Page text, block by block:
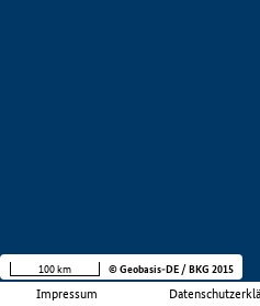
Impressum
100 km © Geobasis-DE / BKG 2015